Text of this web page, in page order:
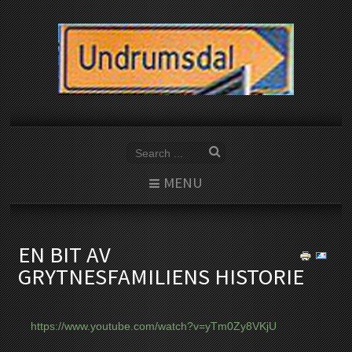
MENU
EN BIT AV
GRYTNESFAMILIENS HISTORIE
https://www.youtube.com/watch?v=yTm0Zy8VKjU